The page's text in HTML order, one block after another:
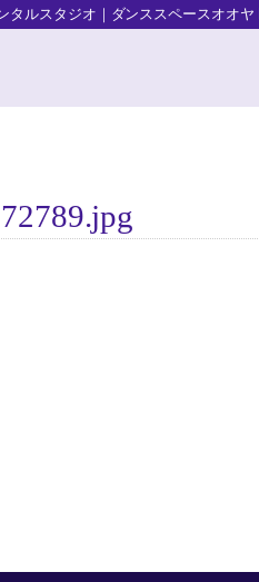
タルスタジオ｜ダンススペースオオ